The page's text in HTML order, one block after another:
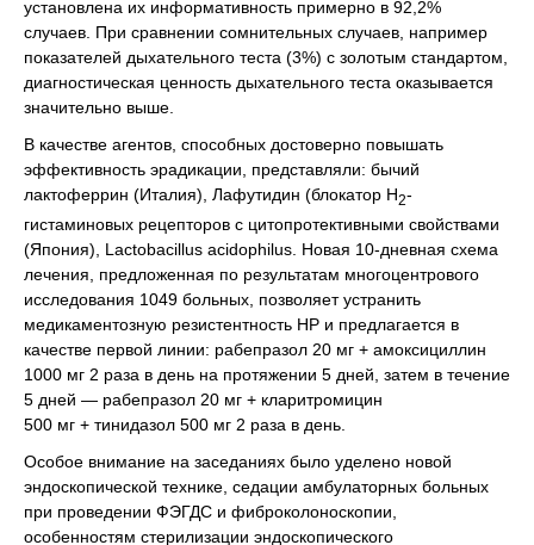
установлена их информативность примерно в 92,2%
случаев. При сравнении сомнительных случаев, например
показателей дыхательного теста (3%) с золотым стандартом,
диагностическая ценность дыхательного теста оказывается
значительно выше.
В качестве агентов, способных достоверно повышать
эффективность эрадикации, представляли: бычий
лактоферрин (Италия), Лафутидин (блокатор Н2-
гистаминовых рецепторов с цитопротективными свойствами
(Япония), Lactobacillus acidophilus. Новая 10-дневная схема
лечения, предложенная по результатам многоцентрового
исследования 1049 больных, позволяет устранить
медикаментозную резистентность НР и предлагается в
качестве первой линии: рабепразол 20 мг + амоксициллин
1000 мг 2 раза в день на протяжении 5 дней, затем в течение
5 дней — рабепразол 20 мг + кларитромицин
500 мг + тинидазол 500 мг 2 раза в день.
Особое внимание на заседаниях было уделено новой
эндоскопической технике, седации амбулаторных больных
при проведении ФЭГДС и фиброколоноскопии,
особенностям стерилизации эндоскопического